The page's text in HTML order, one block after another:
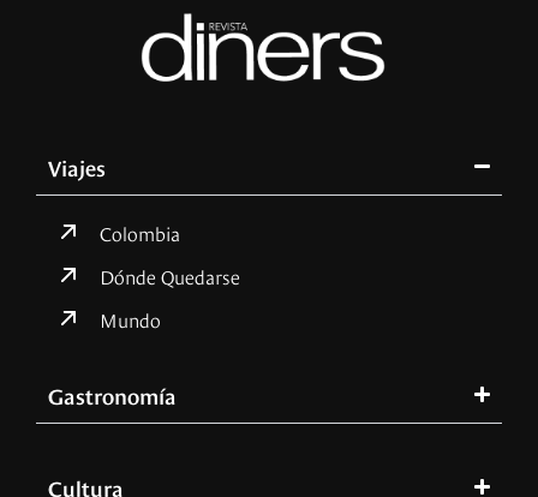
Viajes
Colombia
Dónde Quedarse
Mundo
Gastronomía
Cultura